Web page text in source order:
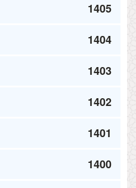
1405
1404
1403
1402
1401
1400